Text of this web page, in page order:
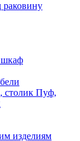
раковину
шкаф
Пуф,